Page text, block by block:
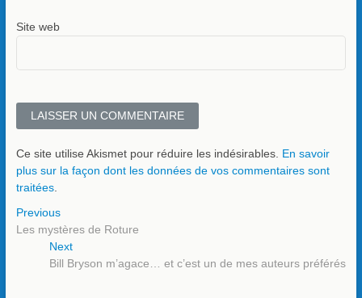
Site web
Ce site utilise Akismet pour réduire les indésirables. En savoir
plus sur la façon dont les données de vos commentaires sont
traitées.
Navigation
de
l’article
PreviousPrevious
post:
Les mystères de Roture
NextNext
post:
Bill Bryson m’agace… et c’est un de mes auteurs préférés